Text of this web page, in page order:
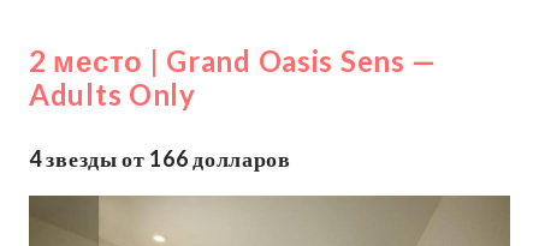
2 место | Grand Oasis Sens —
Adults Only
4 звезды от 166 долларов